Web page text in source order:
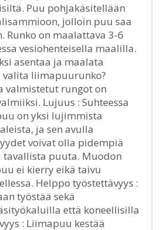
Puu pohjakäsitellään
jolloin puu saa
Runko on maalattava 3-6
vesiohenteisella maalilla.
asentaa ja maalata
valita liimapuurunko?
valmistetut rungot on
Lujuus : Suhteessa
on yksi lujimmista
ja sen avulla
voivat olla pidempiä
tavallista puuta. Muodon
ei kierry eikä taivu
Helppo työstettävyys :
työstää sekä
että koneellisilla
: Liimapuu kestää